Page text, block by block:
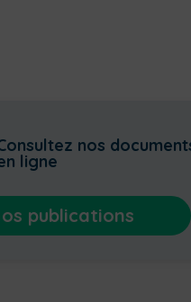
nos
ligne
publications